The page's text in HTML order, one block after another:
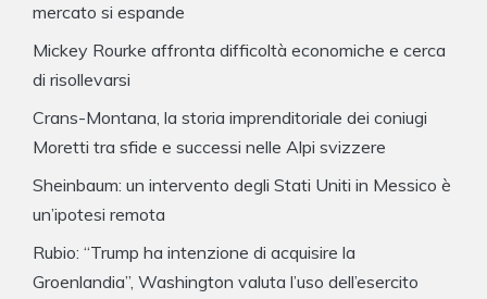
mercato si espande
Mickey Rourke affronta difficoltà economiche e cerca
di risollevarsi
Crans-Montana, la storia imprenditoriale dei coniugi
Moretti tra sfide e successi nelle Alpi svizzere
Sheinbaum: un intervento degli Stati Uniti in Messico è
un’ipotesi remota
Rubio: “Trump ha intenzione di acquisire la
Groenlandia”, Washington valuta l’uso dell’esercito